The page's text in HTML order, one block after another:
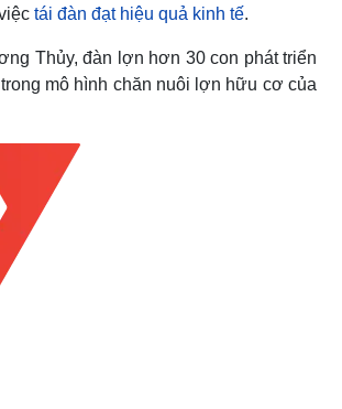
Giải trí
Nghệ sĩ
Thời trang
Tư vấn
Săn Tour
tái đàn đạt hiệu quả kinh tế.
Thủy, đàn lợn hơn 30 con phát triển
mô hình chăn nuôi lợn hữu cơ của